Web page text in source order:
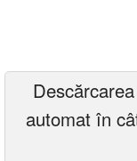
Felicitari muzicale
automat în